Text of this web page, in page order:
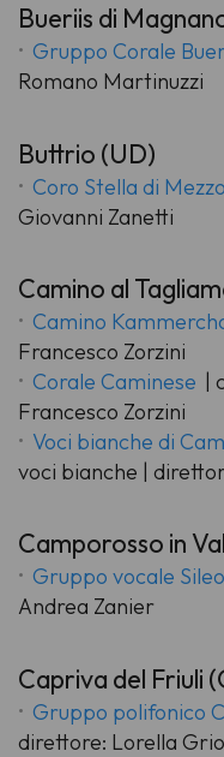
Bueriis di
Gruppo Corale
Romano Martinuzzi
Buttrio (UD)
Coro Stella di Mezzo
Giovanni Zanetti
Camino al
Camino
Francesco Zorzini
Corale Caminese |
Francesco Zorzini
Voci bianche di
voci bianche |
Camporosso in
Gruppo vocale Sileo
Andrea Zanier
Capriva del Friuli
Gruppo polifonico
direttore: Lorella